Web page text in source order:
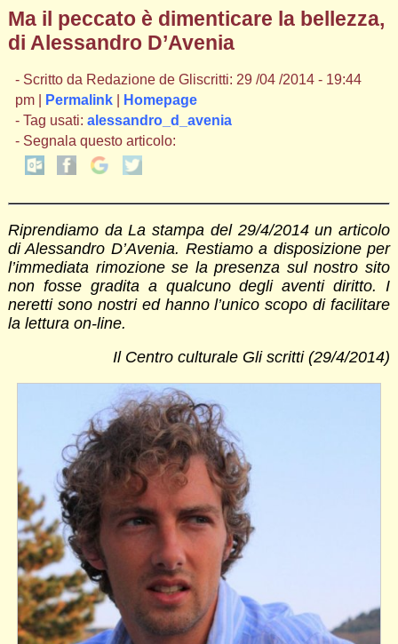
Ma il peccato è dimenticare la bellezza,
di Alessandro D’Avenia
- Scritto da Redazione de Gliscritti: 29 /04 /2014 - 19:44
pm |
Permalink|
Homepage
- Tag usati: alessandro_d_avenia
- Segnala questo articolo:
Riprendiamo da La stampa del 29/4/2014 un articolo
di Alessandro D’Avenia. Restiamo a disposizione per
l’immediata rimozione se la presenza sul nostro sito
non fosse gradita a qualcuno degli aventi diritto. I
neretti sono nostri ed hanno l’unico scopo di facilitare
la lettura on-line.
Il Centro culturale Gli scritti (29/4/2014)